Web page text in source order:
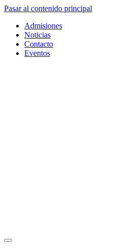
Pasar al contenido principal
Admisiones
Noticias
Contacto
Eventos